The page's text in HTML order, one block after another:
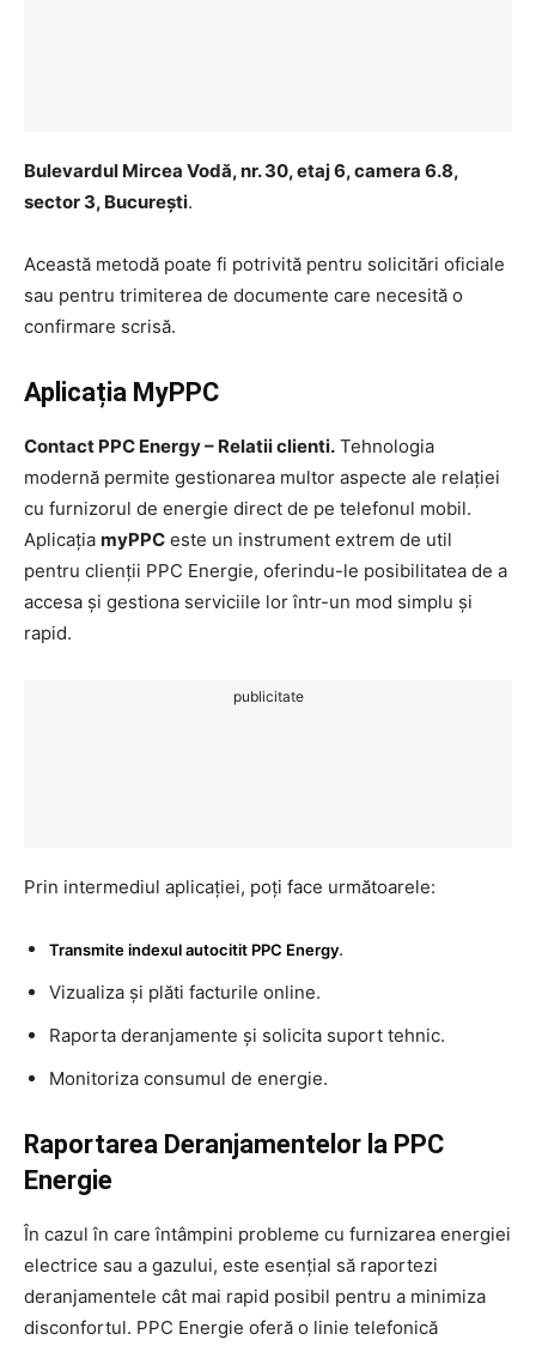
Bulevardul Mircea Vodă, nr. 30, etaj 6, camera 6.8,
sector 3, București.
Această metodă poate fi potrivită pentru solicitări oficiale
sau pentru trimiterea de documente care necesită o
confirmare scrisă.
Aplicația MyPPC
Contact PPC Energy – Relatii clienti. Tehnologia
modernă permite gestionarea multor aspecte ale relației
cu furnizorul de energie direct de pe telefonul mobil.
Aplicația myPPC este un instrument extrem de util
pentru clienții PPC Energie, oferindu-le posibilitatea de a
accesa și gestiona serviciile lor într-un mod simplu și
rapid.
publicitate
Prin intermediul aplicației, poți face următoarele:
Transmite indexul autocitit PPC Energy.
Vizualiza și plăti facturile online.
Raporta deranjamente și solicita suport tehnic.
Monitoriza consumul de energie.
Raportarea Deranjamentelor la PPC
Energie
În cazul în care întâmpini probleme cu furnizarea energiei
electrice sau a gazului, este esențial să raportezi
deranjamentele cât mai rapid posibil pentru a minimiza
disconfortul. PPC Energie oferă o linie telefonică